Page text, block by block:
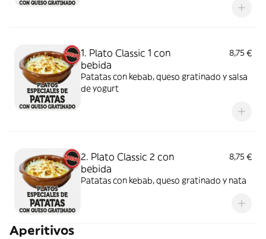
1. Plato Classic 1 con
bebida
8,75 €
Patatas con kebab, queso gratinado y salsa
de yogurt
2. Plato Classic 2 con
bebida
8,75 €
Patatas con kebab, queso gratinado y nata
Aperitivos